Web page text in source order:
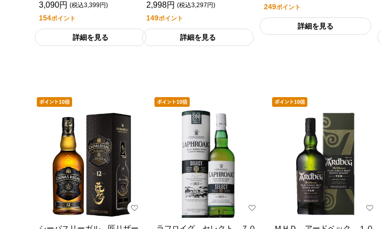
3,090円 (税込3,399円)
154ポイント
詳細を見る
2,998円 (税込3,297円)
149ポイント
詳細を見る
249ポイント
詳細を見る